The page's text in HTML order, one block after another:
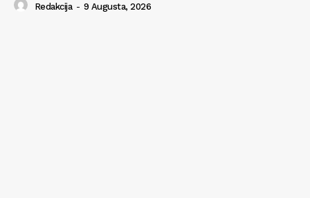
Redakcija - 9 Augusta, 2026